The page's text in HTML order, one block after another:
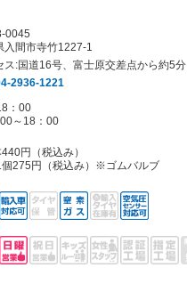
0045
入間市寺竹1227-1
ス:国道16号、富士原交差点から約5分
2936-1221
：00
～18：00
円（税込み）
個275円（税込み）※ゴムバルブ